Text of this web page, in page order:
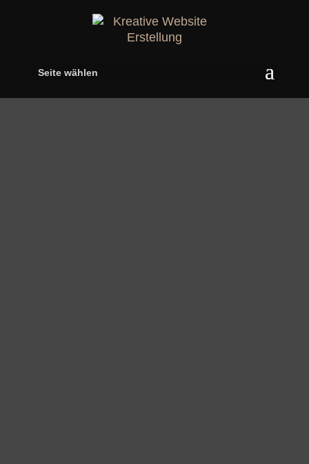
Seite wählen